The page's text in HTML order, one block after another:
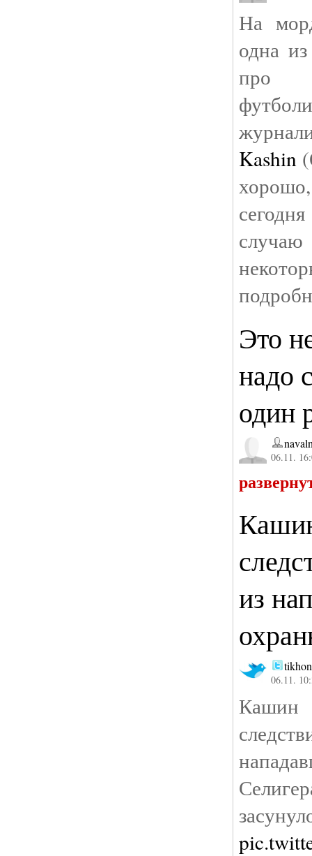
На
одна
про
Kashin
Это
надо
один
06.11.
из
06.11.